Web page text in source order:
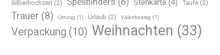
Silberhochzeit (2) Stehkarte (4) Taufe (2)
Trauer (8) Umzug (1) Urlaub (2) Valentinstag (1)
Verpackung (10) Weihnachten (33)